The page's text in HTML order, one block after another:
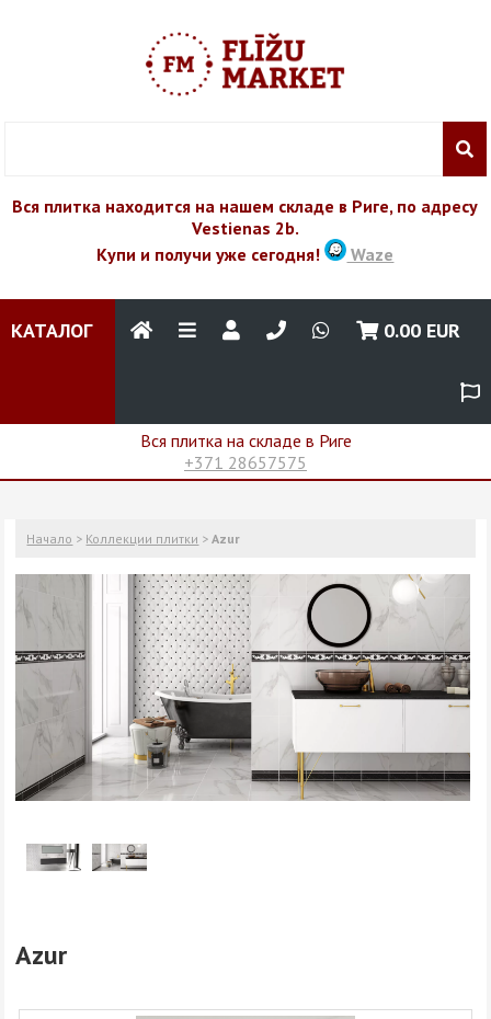
Вся плитка находится на нашем складе в Риге, по адресу
Vestienas 2b.
Купи и получи уже сегодня!
Waze
КАТАЛОГ 0.00 EUR
Вся плитка на складе в Риге
+371 28657575
Начало > Коллекции плитки >Azur
Azur